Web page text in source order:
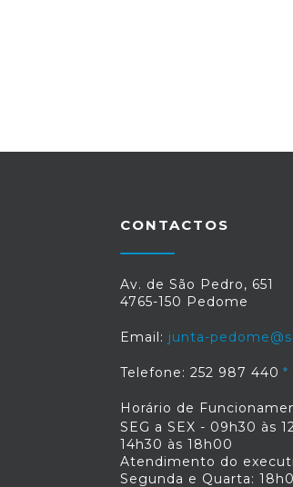
CONTACTOS
Av. de São Pedro, 651
4765-150 Pedome
Email: junta-
Telefone: 252 987 440
Horário de
SEG a SEX - 09h30 às
14h30 às 18h00
Atendimento do
Segunda e Quarta: